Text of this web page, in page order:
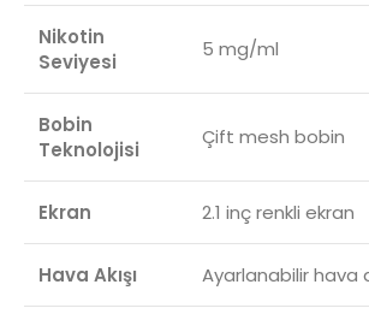
Nikotin
Seviyesi
5 mg/ml
Bobin
Teknolojisi
Çift mesh bobin
Ekran 2.1 inç renkli ekran
Hava Akışı Ayarlanabilir hava